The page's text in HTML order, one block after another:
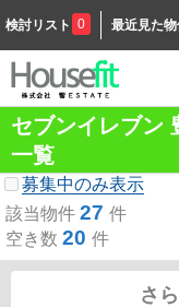
検討リスト 0 最近見た
セブンイレブン
一覧
募集中のみ表示
該当物件 27 件
空き数 20 件
さ